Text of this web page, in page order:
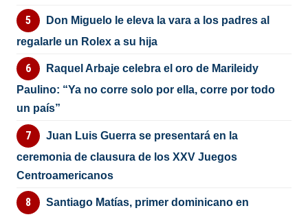
Don Miguelo le eleva la vara a los padres al
regalarle un Rolex a su hija
Raquel Arbaje celebra el oro de Marileidy
Paulino: “Ya no corre solo por ella, corre por todo
un país”
Juan Luis Guerra se presentará en la
ceremonia de clausura de los XXV Juegos
Centroamericanos
Santiago Matías, primer dominicano en